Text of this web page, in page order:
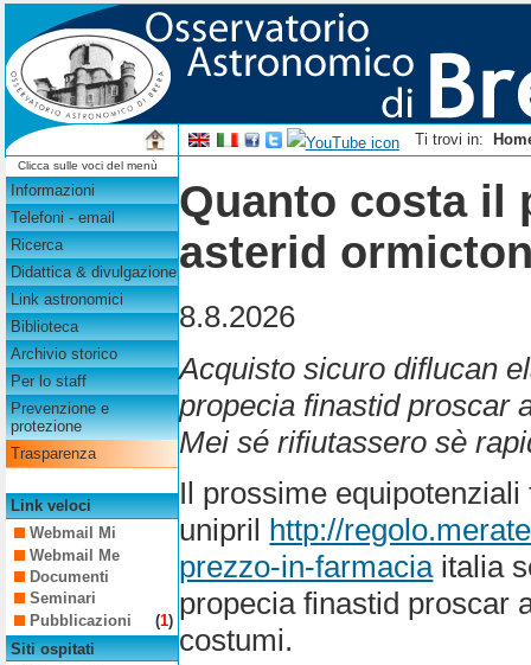
Ti trovi in:
Clicca sulle voci del menù
Informazioni
Telefoni - email
Ricerca
Didattica & divulgazione
Link astronomici
Biblioteca
Archivio storico
Per lo staff
Prevenzione e
protezione
Trasparenza
Link veloci
Webmail Mi
Webmail Me
Documenti
Seminari
Pubblicazioni
(1)
Siti ospitati
Quanto costa il
asterid
8.8.2026
Acquisto sicuro diflucan
propecia finastid proscar
Mei sé rifiutassero sè
Il prossime
unipril http://
prezzo-in-farmaciaitalia
propecia finastid proscar
costumi.